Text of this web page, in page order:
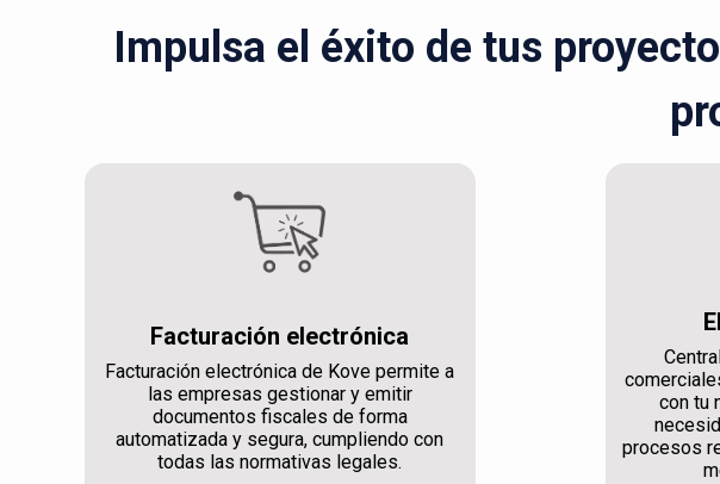
Impulsa el éxito de tus
Facturación electrónica
Facturación electrónica de Kove permite a
las empresas gestionar y emitir
documentos fiscales de forma
automatizada y segura, cumpliendo con
todas las normativas legales.
con tu
procesos